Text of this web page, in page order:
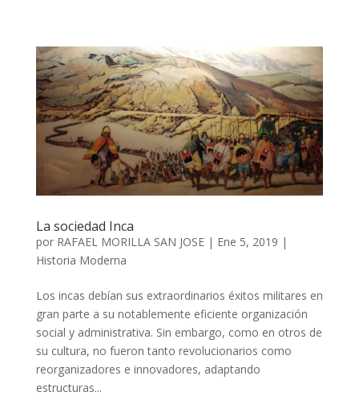
La sociedad Inca
por RAFAEL MORILLA SAN JOSE| Ene 5, 2019 |
Historia Moderna
Los incas debían sus extraordinarios éxitos militares en
gran parte a su notablemente eficiente organización
social y administrativa. Sin embargo, como en otros de
su cultura, no fueron tanto revolucionarios como
reorganizadores e innovadores, adaptando
estructuras...